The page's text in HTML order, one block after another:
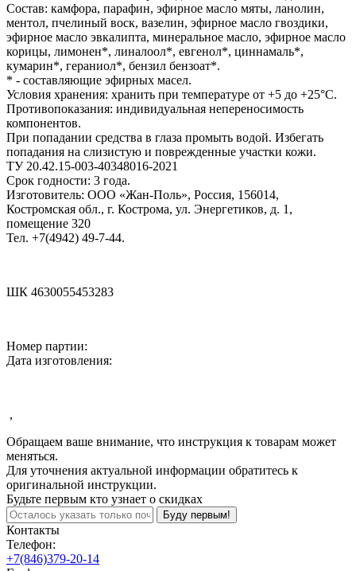
Состав: камфора, парафин, эфирное масло мяты, ланолин,
ментол, пчелиный воск, вазелин, эфирное масло гвоздики,
эфирное масло эвкалипта, минеральное масло, эфирное масло
корицы, лимонен*, линалоол*, евгенол*, циннамаль*,
кумарин*, гераниол*, бензил бензоат*.
* - составляющие эфирных масел.
Условия хранения: хранить при температуре от +5 до +25°С.
Противопоказания: индивидуальная непереносимость
компонентов.
При попадании средства в глаза промыть водой. Избегать
попадания на слизистую и поврежденные участки кожи.
ТУ 20.42.15-003-40348016-2021
Срок годности: 3 года.
Изготовитель: ООО «Жан-Поль», Россия, 156014,
Костромская обл., г. Кострома, ул. Энергетиков, д. 1,
помещение 320
Teл. +7(4942) 49-7-44.
ШК 4630055453283
Номер партии:
Дата изготовления:
,
Обращаем ваше внимание, что инструкция к товарам может
меняться.
Для уточнения актуальной информации обратитесь к
оригинальной инструкции.
Будьте первым кто узнает о скидках
Буду первым!
Контакты
Телефон:
+7(846)379-20-14